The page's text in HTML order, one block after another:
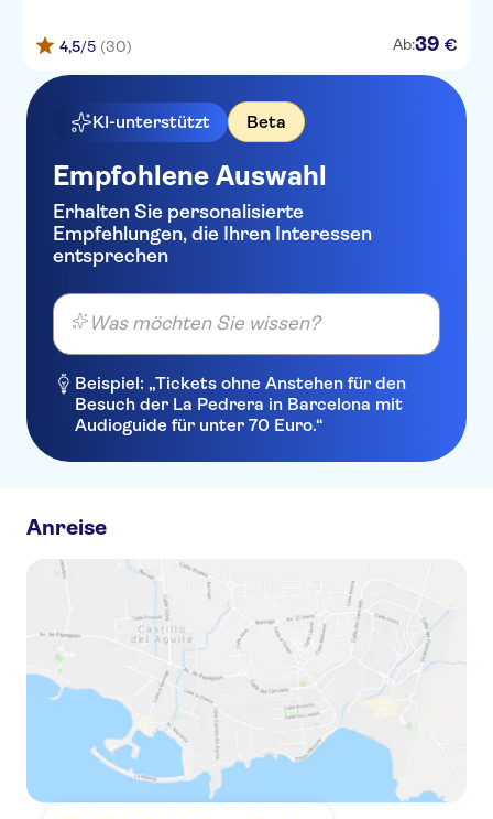
4,5/5 (30) Ab:39 €
KI-unterstützt Beta
Empfohlene Auswahl
Erhalten Sie personalisierte
Empfehlungen, die Ihren Interessen
entsprechen
Was möchten Sie wissen?
Beispiel: „Tickets ohne Anstehen für den
Besuch der La Pedrera in Barcelona mit
Audioguide für unter 70 Euro.“
Anreise